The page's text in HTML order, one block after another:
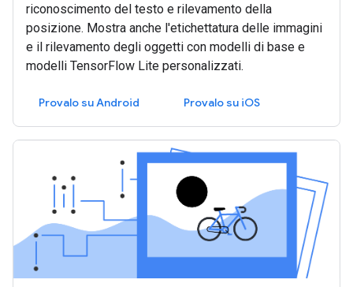
riconoscimento del testo e rilevamento della
posizione. Mostra anche l'etichettatura delle immagini
e il rilevamento degli oggetti con modelli di base e
modelli TensorFlow Lite personalizzati.
Provalo su Android Provalo su iOS